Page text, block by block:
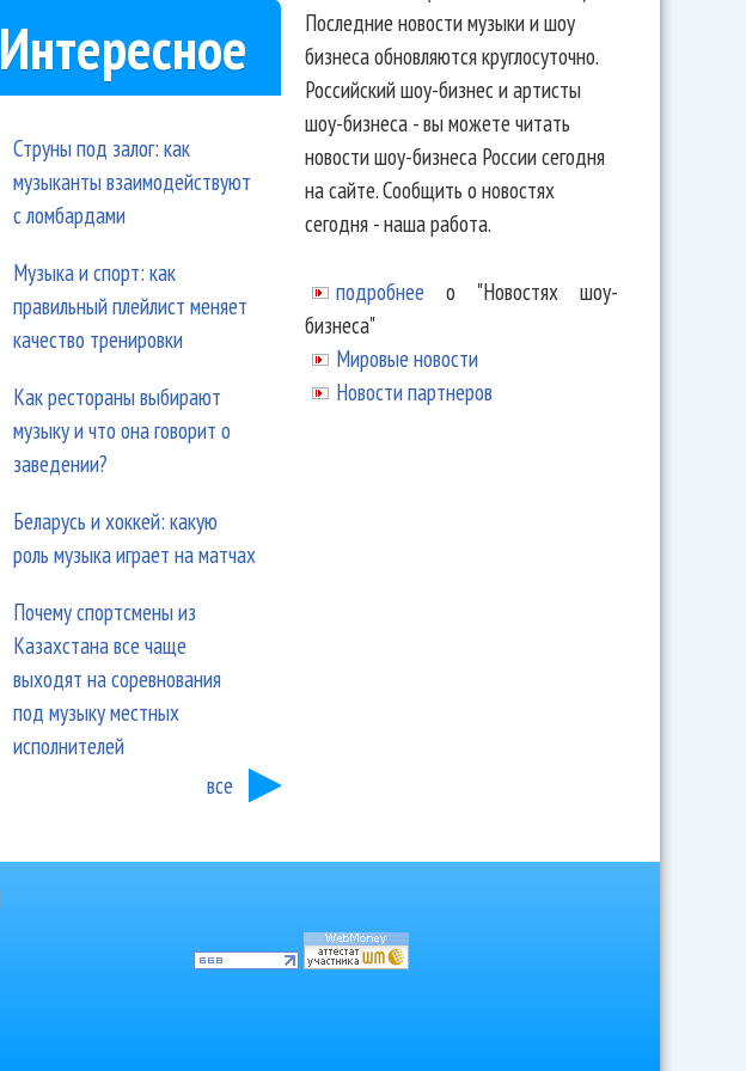
Интересное
Струны под залог: как
музыканты взаимодействуют
с ломбардами
Музыка и спорт: как
правильный плейлист меняет
качество тренировки
Как рестораны выбирают
музыку и что она говорит о
заведении?
Беларусь и хоккей: какую
роль музыка играет на матчах
Почему спортсмены из
Казахстана все чаще
выходят на соревнования
под музыку местных
исполнителей
все
Последние новости музыки и шоу
бизнеса обновляются круглосуточно.
Российский шоу-бизнес и артисты
шоу-бизнеса - вы можете читать
новости шоу-бизнеса России сегодня
на сайте. Сообщить о новостях
сегодня - наша работа.
подробнее о "Новостях шоу-
бизнеса"
Мировые новости
Новости партнеров